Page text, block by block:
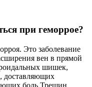
при геморрое?
Это заболевание
вен в прямой
шишек,
доставляющих
боль Трещин